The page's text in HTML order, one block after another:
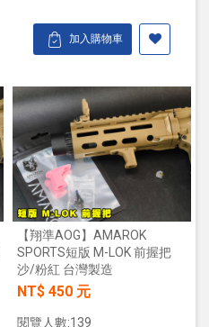
加入購物車
【翔準AOG】AMAROK
SPORTS短版 M-LOK 前握把
沙/粉紅 台灣製造
NT$ 450 元
閱覽人數:139